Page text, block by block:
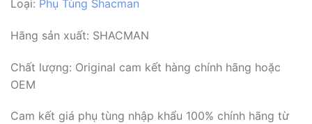
Loại: Phụ Tùng Shacman
Hãng sản xuất: SHACMAN
Chất lượng: Original cam kết hàng chính hãng hoặc
OEM
Cam kết giá phụ tùng nhập khẩu 100% chính hãng từ